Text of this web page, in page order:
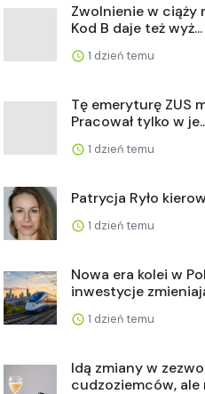
Zwolnienie w ciąży
Kod B daje też wyż...
1 dzień temu
Tę emeryturę ZUS
Pracował tylko w
1 dzień temu
Patrycja Ryło
1 dzień temu
Nowa era kolei w
inwestycje
1 dzień temu
Idą zmiany w
cudzoziemców, ale